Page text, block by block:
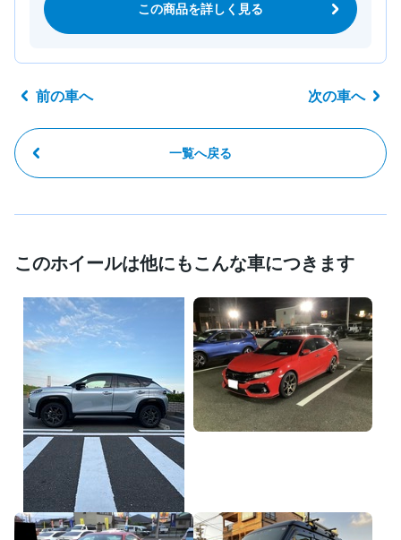
この商品を詳しく見る
前の車へ
一覧へ戻る
次の車へ
このホイールは他にもこんな車につきます